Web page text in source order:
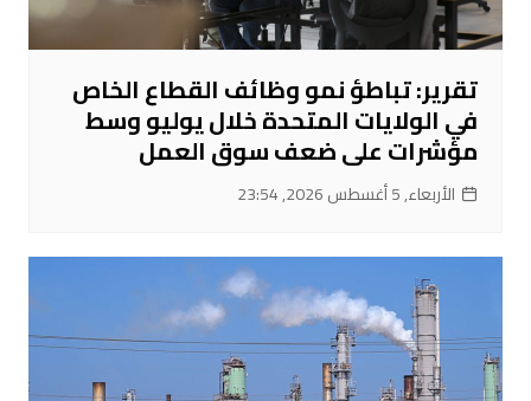
تقرير: تباطؤ نمو وظائف القطاع الخاص
في الولايات المتحدة خلال يوليو وسط
مؤشرات على ضعف سوق العمل
الأربعاء, 5 أغسطس 2026, 23:54